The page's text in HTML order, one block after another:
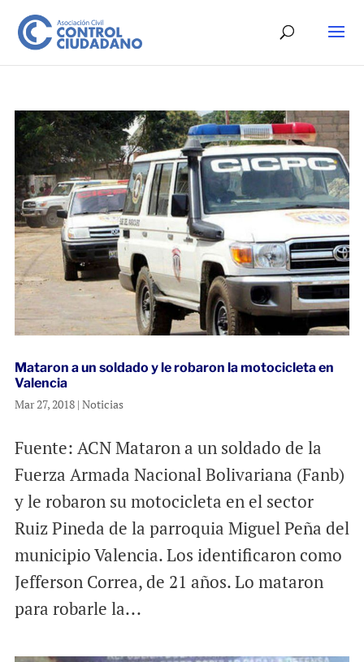
Mataron a un soldado y le robaron la motocicleta en
Valencia
Mar 27, 2018| Noticias
Fuente: ACN Mataron a un soldado de la
Fuerza Armada Nacional Bolivariana (Fanb)
y le robaron su motocicleta en el sector
Ruiz Pineda de la parroquia Miguel Peña del
municipio Valencia. Los identificaron como
Jefferson Correa, de 21 años. Lo mataron
para robarle la...